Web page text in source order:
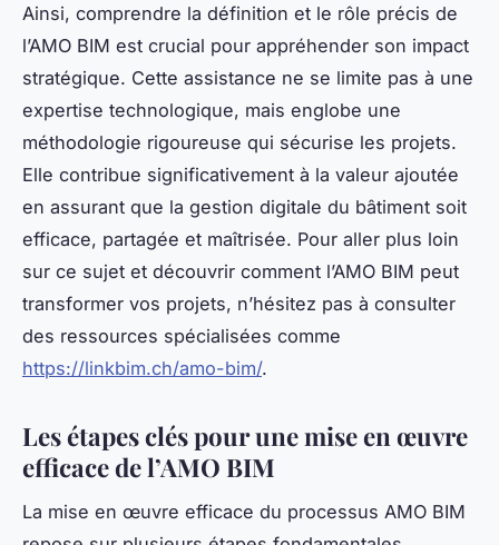
Ainsi, comprendre la définition et le rôle précis de
l’AMO BIM est crucial pour appréhender son impact
stratégique. Cette assistance ne se limite pas à une
expertise technologique, mais englobe une
méthodologie rigoureuse qui sécurise les projets.
Elle contribue significativement à la valeur ajoutée
en assurant que la gestion digitale du bâtiment soit
efficace, partagée et maîtrisée. Pour aller plus loin
sur ce sujet et découvrir comment l’AMO BIM peut
transformer vos projets, n’hésitez pas à consulter
des ressources spécialisées comme
https://linkbim.ch/amo-bim/.
Les étapes clés pour une mise en œuvre
efficace de l’AMO BIM
La mise en œuvre efficace du processus AMO BIM